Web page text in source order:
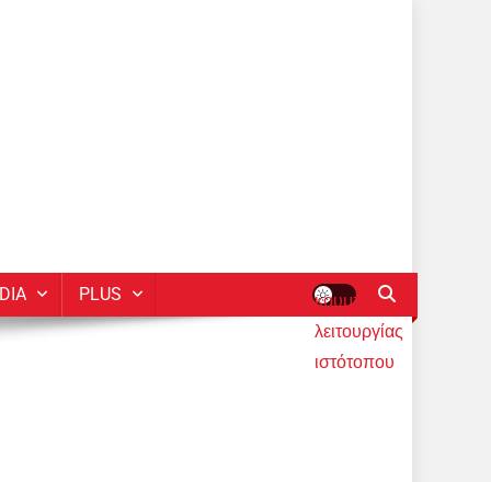
PLUS
κουμπί
λειτουργίας
ιστότοπου